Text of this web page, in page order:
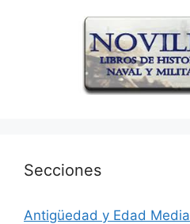
Secciones
Antigüedad y Edad Media